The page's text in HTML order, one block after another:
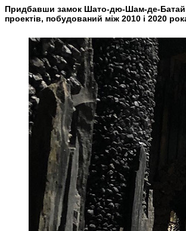
Придбавши замок Шато-дю-Шам-де-Батай,
проектів, побудований між 2010 і 2020